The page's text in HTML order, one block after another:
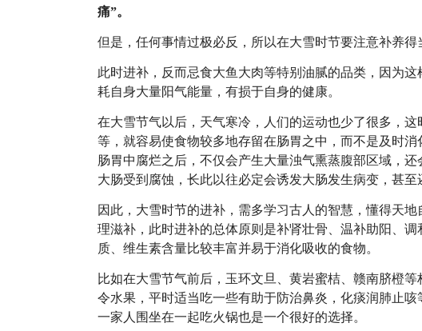
痛”。
但是，任何事情过极必反，所以在大雪时节要注意补养得
此时进补，反而忌食大鱼大肉等特别油腻的品类，因为
耗自身大量阳气能量，有损于自身的健康。
在大雪节气以后，天气寒冷，人们的运动也少了很多，
等，就容易使食物较多地存留在肠胃之中，而不是及时
肠胃中腐烂之后，不仅会产生大量浊气熏蒸腹部区域，
大肠受到腐蚀，长此以往必定会诱发大肠发生病变，甚至
因此，大雪时节的进补，需多学习古人的智慧，懂得天
理滋补，此时进补的总体原则是补肾壮骨、温补助阳、
质、维生素含量比较丰富并易于消化吸收的食物。
比如在大雪节气前后，玉环文旦、黄岩蜜桔、赣南脐橙
令水果，平时适当吃一些有助于防治鼻炎，化痰润肺止咳
一家人围坐在一起吃火锅也是一个很好的选择。